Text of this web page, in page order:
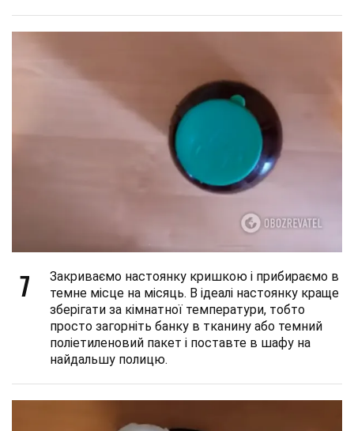
7
Закриваємо настоянку кришкою і прибираємо в
темне місце на місяць. В ідеалі настоянку краще
зберігати за кімнатної температури, тобто
просто загорніть банку в тканину або темний
поліетиленовий пакет і поставте в шафу на
найдальшу полицю.